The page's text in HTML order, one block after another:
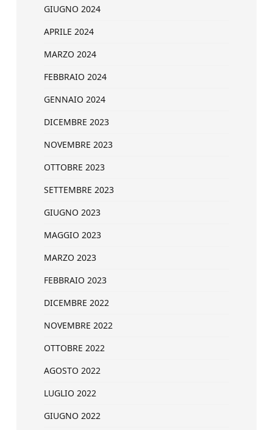
GIUGNO 2024
APRILE 2024
MARZO 2024
FEBBRAIO 2024
GENNAIO 2024
DICEMBRE 2023
NOVEMBRE 2023
OTTOBRE 2023
SETTEMBRE 2023
GIUGNO 2023
MAGGIO 2023
MARZO 2023
FEBBRAIO 2023
DICEMBRE 2022
NOVEMBRE 2022
OTTOBRE 2022
AGOSTO 2022
LUGLIO 2022
GIUGNO 2022